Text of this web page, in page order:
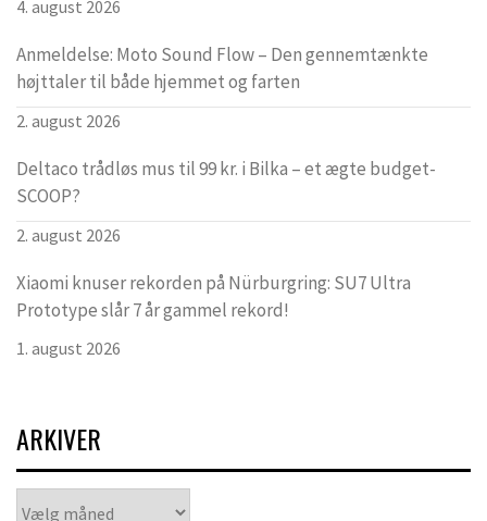
4. august 2026
Anmeldelse: Moto Sound Flow – Den gennemtænkte
højttaler til både hjemmet og farten
2. august 2026
Deltaco trådløs mus til 99 kr. i Bilka – et ægte budget-
SCOOP?
2. august 2026
Xiaomi knuser rekorden på Nürburgring: SU7 Ultra
Prototype slår 7 år gammel rekord!
1. august 2026
ARKIVER